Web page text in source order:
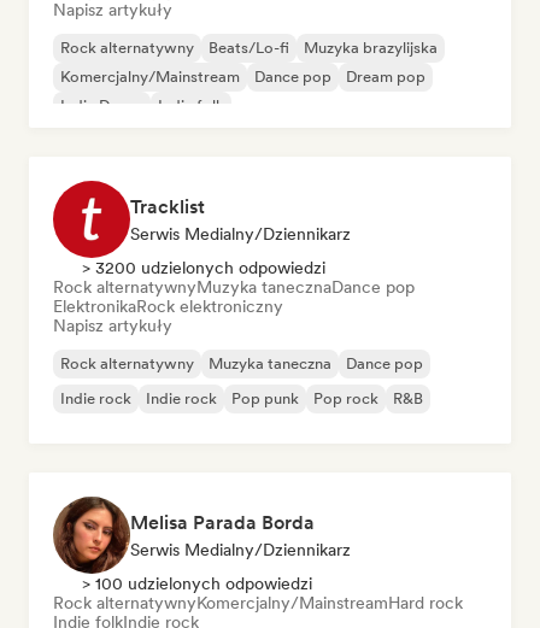
Napisz artykuły
Rock alternatywny Beats/Lo-fi
Muzyka brazylijska
Komercjalny/Mainstream
Dance pop
Dream pop
Indie Dance
Indie folk
Tracklist
Serwis Medialny/Dziennikarz
> 3200 udzielonych odpowiedzi
Rock alternatywnyMuzyka tanecznaDance pop
ElektronikaRock elektroniczny
Napisz artykuły
Rock alternatywny Muzyka taneczna
Dance pop
Indie rock
Indie rock Pop punk Pop rock R&B
Melisa Parada Borda
Serwis Medialny/Dziennikarz
> 100 udzielonych odpowiedzi
Rock alternatywnyKomercjalny/MainstreamHard rock
Indie folkIndie rock